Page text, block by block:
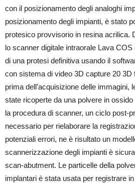
con il posizionamento degli analoghi
posizionamento degli impianti, è stato
protesico provvisorio in resina acrilica.
lo scanner digitale intraorale Lava
di una protesi definitiva usando il
con sistema di video 3D capture 20 3D
prima dell’acquisizione delle immagini,
state ricoperte da una polvere in
la procedura di scanner, un ciclo post-
necessario per rielaborare la
potenziali errori, ne è risultato un
scannerizzazione degli impianti è
scan-abutment. Le particelle della
implantari è stata usata per registrare